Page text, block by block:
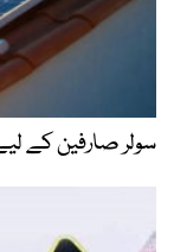
سولر صارفین کے